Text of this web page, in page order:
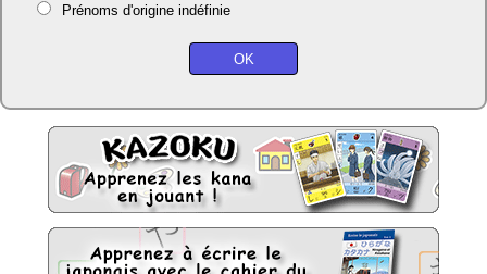
Prénoms d'origine indéfinie